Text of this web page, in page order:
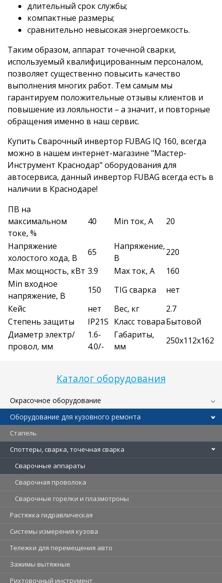
Каталог оборудования
Окрасочное оборудование
Оборудование для кузовного ремонта
Стапель
Споттеры, сварка, точечная сварка
Сварочные аппараты
Сварочная проволока
Сварочные горелки и плазмотроны
Растяжка гидравлическая
Системы измерения кузова
Тележки для перемещения авто
Зажимы вытяжные
Рихтовочный инструмент
длительный срок службы;
компактные размеры;
сравнительно невысокая энергоемкость.
Таким образом, аппарат точечной сварки,
используемый квалифицированным персоналом,
позволяет существенно повысить качество
выполнения многих работ. Тем самым мы
гарантируем положительные отзывы клиентов и
повышение из лояльности – а значит, и повторные
обращения именно в наш сервис.
Купить Сварочный инвертор FUBAG IQ 160, всегда
можно в нашем интернет-магазине "Мастер-
Инструмент Краснодар" оборудования для
автосервиса, данный инвертор FUBAG всегда есть в
наличии в Краснодаре!
ПВ на
максимальном
токе, %
40 Min ток, А 20
Напряжение
холостого хода, В
65
Напряжение,
В
220
Max мощность, кВт 3.9 Max ток, А
160
Min входное
напряжение, В
150 TIG сварка
нет
Кейс
нет Вес, кг
2.7
Степень защиты
IP21S Класс товараБытовой
Диаметр электр/
провол, мм
1.6-
4.0/-
Габариты,
мм
250х112х162